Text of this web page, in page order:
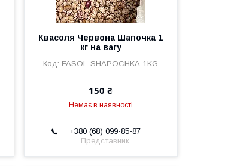
Квасоля Червона Шапочка 1
кг на вагу
FASOL-SHAPOCHKA-1KG
150 ₴
Немає в наявності
+380 (68) 099-85-87
Представник